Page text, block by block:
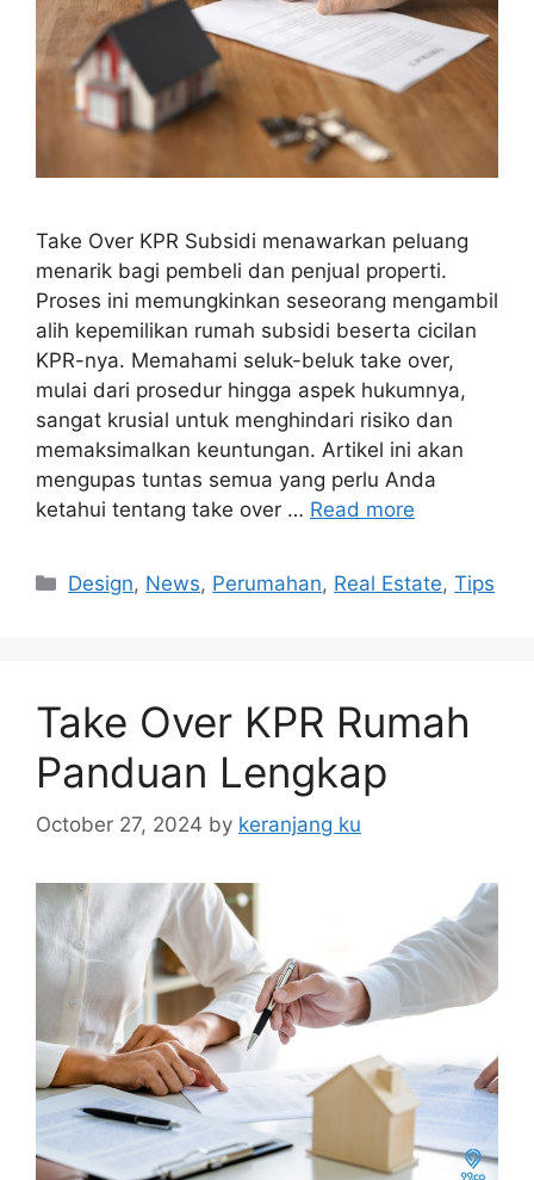
Take Over KPR Subsidi menawarkan peluang
menarik bagi pembeli dan penjual properti.
Proses ini memungkinkan seseorang mengambil
alih kepemilikan rumah subsidi beserta cicilan
KPR-nya. Memahami seluk-beluk take over,
mulai dari prosedur hingga aspek hukumnya,
sangat krusial untuk menghindari risiko dan
memaksimalkan keuntungan. Artikel ini akan
mengupas tuntas semua yang perlu Anda
ketahui tentang take over … Read more
Categories
Design, News, Perumahan, Real Estate,Tips
Take Over KPR Rumah
Panduan Lengkap
October 27, 2024 by keranjang ku